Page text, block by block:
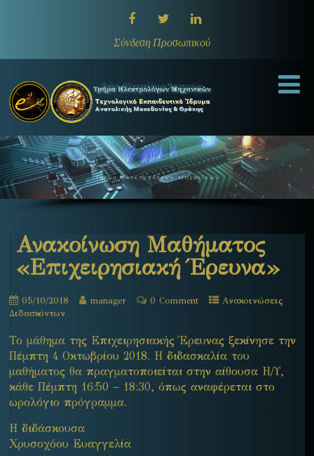
Σύνδεση Προσωπικού
Τμήμα Ηλεκτρολόγων Μηχανικών
Ανακοίνωση Μαθήματος
«Επιχειρησιακή Έρευνα»
05/10/2018 manager 0 Comment
Ανακοινώσεις
Διδασκόντων
Το μάθημα της Επιχειρησιακής Έρευνας ξεκίνησε την
Πέμπτη 4 Οκτωβρίου 2018. Η διδασκαλία του
μαθήματος θα πραγματοποιείται στην αίθουσα Η/Υ,
κάθε Πέμπτη 16:50 – 18:30, όπως αναφέρεται στο
ωρολόγιο πρόγραμμα.
Η διδάσκουσα
Χρυσοχόου Ευαγγελία